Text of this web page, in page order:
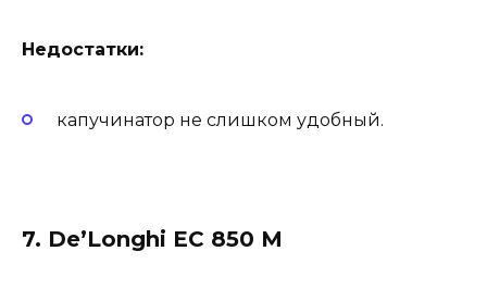
Недостатки:
капучинатор не слишком удобный.
7. De’Longhi EC 850 M